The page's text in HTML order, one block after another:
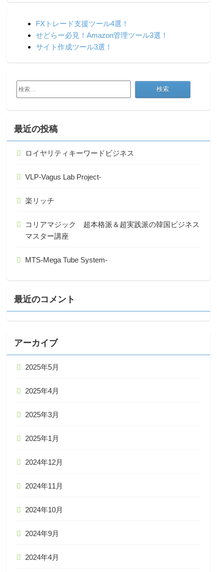
FXトレード支援ツール4選！
せどらー必見！Amazon管理ツール3選！
サイト作成ツール3選！
検
索:
最近の投稿
ロイヤリティキーワードビジネス
VLP-Vagus Lab Project-
楽リッチ
コリアマジック 超本格派＆超実践派の韓国ビジネス
マスター講座
MTS-Mega Tube System-
最近のコメント
アーカイブ
2025年5月
2025年4月
2025年3月
2025年1月
2024年12月
2024年11月
2024年10月
2024年9月
2024年4月